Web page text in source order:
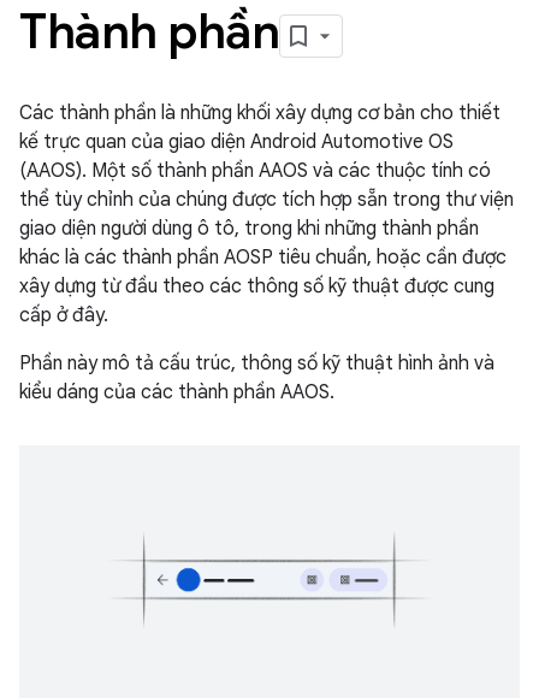
Thành phần
Các thành phần là những khối xây dựng cơ bản cho thiết
kế trực quan của giao diện Android Automotive OS
(AAOS). Một số thành phần AAOS và các thuộc tính có
thể tùy chỉnh của chúng được tích hợp sẵn trong thư viện
giao diện người dùng ô tô, trong khi những thành phần
khác là các thành phần AOSP tiêu chuẩn, hoặc cần được
xây dựng từ đầu theo các thông số kỹ thuật được cung
cấp ở đây.
Phần này mô tả cấu trúc, thông số kỹ thuật hình ảnh và
kiểu dáng của các thành phần AAOS.